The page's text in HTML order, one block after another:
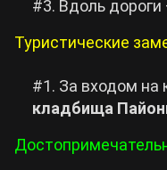
#3. Вдоль дороги
Туристические
#1. За входом на
кладбища